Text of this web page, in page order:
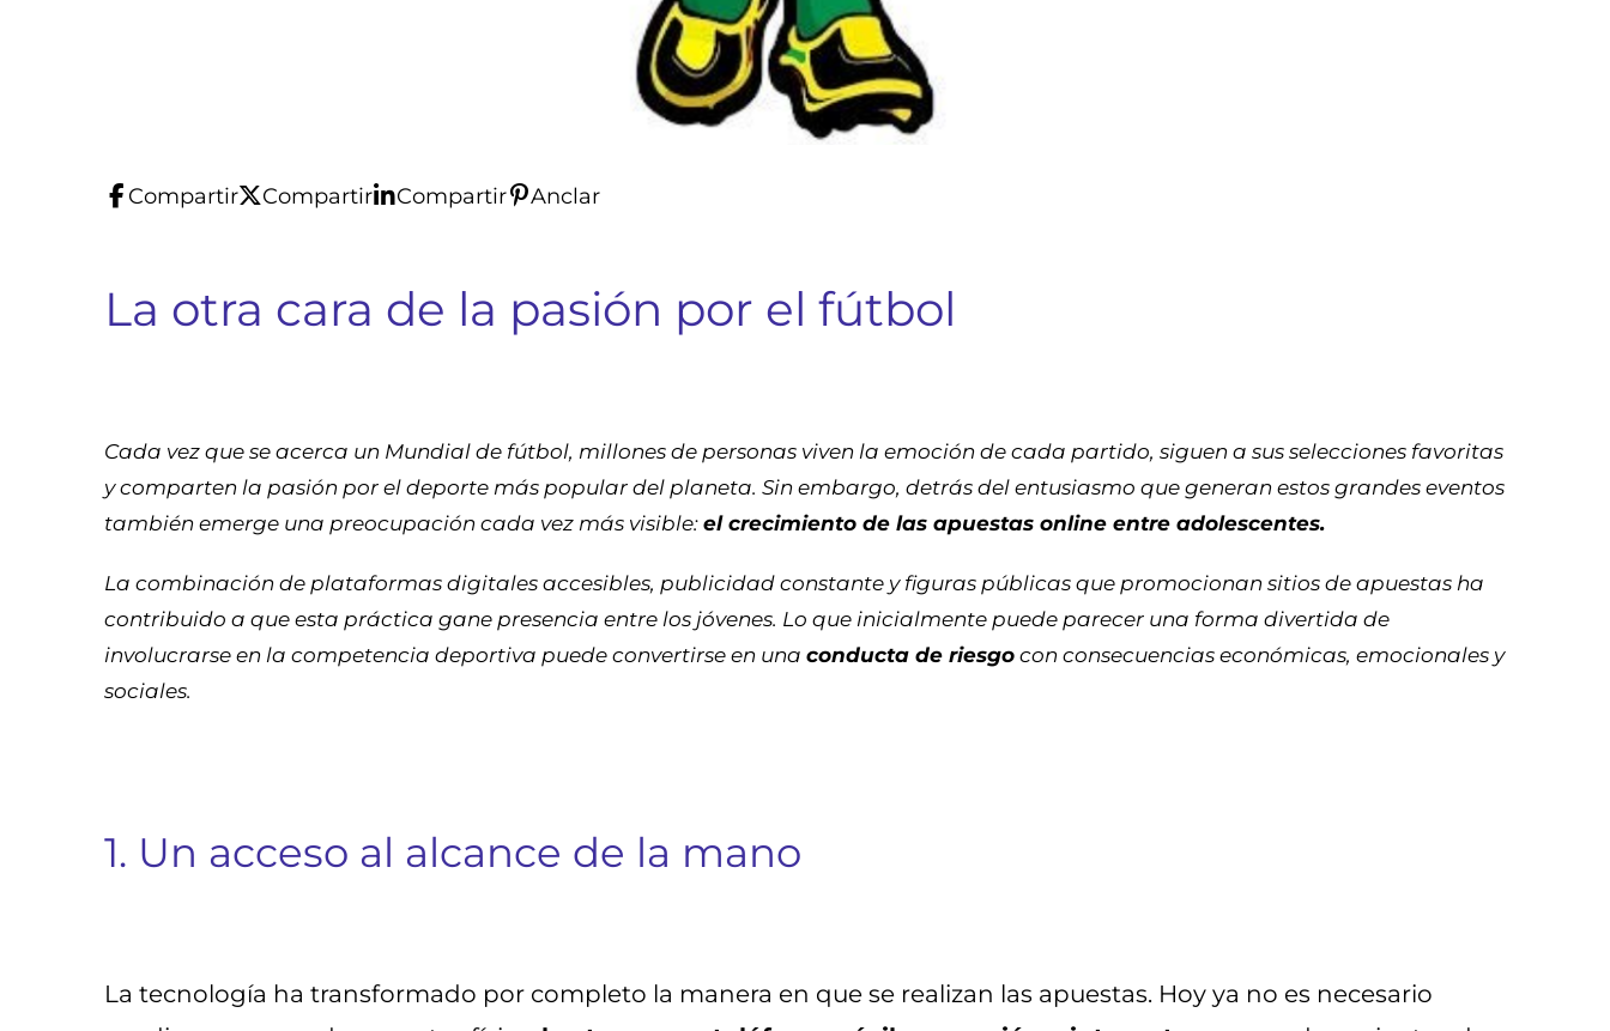
Compartir Compartir Compartir Anclar
La otra cara de la pasión por el fútbol
Cada vez que se acerca un Mundial de fútbol, millones de personas viven la emoción de cada partido, siguen a sus selecciones favoritas
y comparten la pasión por el deporte más popular del planeta. Sin embargo, detrás del entusiasmo que generan estos grandes eventos
también emerge una preocupación cada vez más visible: el crecimiento de las apuestas online entre adolescentes.
La combinación de plataformas digitales accesibles, publicidad constante y figuras públicas que promocionan sitios de apuestas ha
contribuido a que esta práctica gane presencia entre los jóvenes. Lo que inicialmente puede parecer una forma divertida de
involucrarse en la competencia deportiva puede convertirse en una conducta de riesgo con consecuencias económicas, emocionales y
sociales.
1. Un acceso al alcance de la mano
La tecnología ha transformado por completo la manera en que se realizan las apuestas. Hoy ya no es necesario